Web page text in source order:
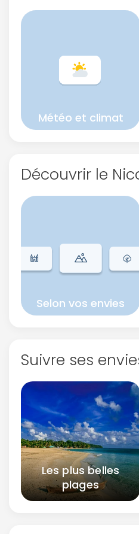
Météo et climat
Découvrir le
Selon vos envies
Suivre ses
Les plus belles
plages